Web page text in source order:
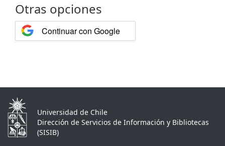
Otras opciones
Continuar con Google
Universidad de Chile
Dirección de Servicios de Información y Bibliotecas
(SISIB)